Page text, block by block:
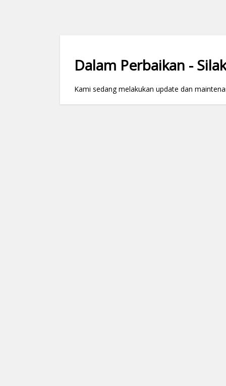
Dalam Perbaikan -
Kami sedang melakukan update dan